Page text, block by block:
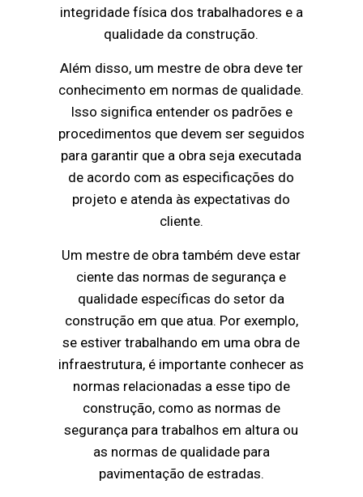
integridade física dos trabalhadores e a
qualidade da construção.
Além disso, um mestre de obra deve ter
conhecimento em normas de qualidade.
Isso significa entender os padrões e
procedimentos que devem ser seguidos
para garantir que a obra seja executada
de acordo com as especificações do
projeto e atenda às expectativas do
cliente.
Um mestre de obra também deve estar
ciente das normas de segurança e
qualidade específicas do setor da
construção em que atua. Por exemplo,
se estiver trabalhando em uma obra de
infraestrutura, é importante conhecer as
normas relacionadas a esse tipo de
construção, como as normas de
segurança para trabalhos em altura ou
as normas de qualidade para
pavimentação de estradas.